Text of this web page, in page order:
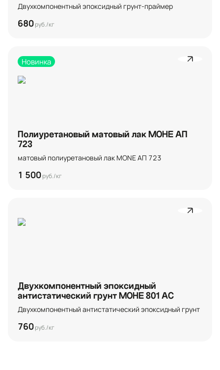
Двухкомпонентный эпоксидный грунт-праймер
680руб./кг
Новинка
Полиуретановый матовый лак МОНЕ АП
723
матовый полиуретановый лак MONE АП 723
1 500руб./кг
Двухкомпонентный эпоксидный
антистатический грунт МОНЕ 801 АС
Двухкомпонентный антистатический эпоксидный грунт
760руб./кг